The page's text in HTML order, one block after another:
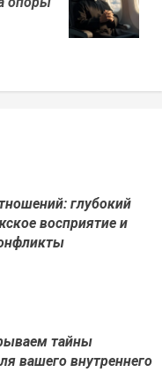
глубокий
восприятие и
тайны
вашего внутреннего